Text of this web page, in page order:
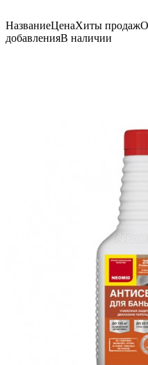
НазваниеЦенаХиты продаж
добавленияВ наличии